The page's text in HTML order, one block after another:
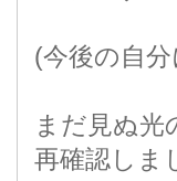
(今後の自
まだ見ぬ光
再確認しま